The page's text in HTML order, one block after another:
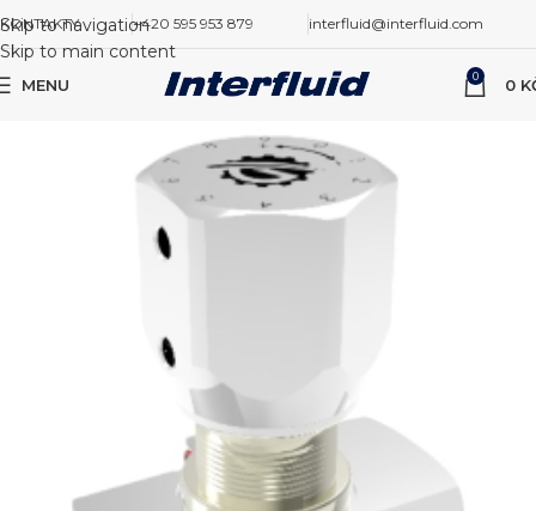
Skip to navigation
Skip to main content
KONTAKTY +420 595 953 879 interfluid@interfluid.com
MENU 0 0